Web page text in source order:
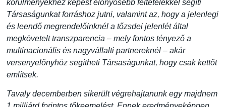
körülményekhez képest előnyösebb feltételekkel segíti
Társaságunkat forráshoz jutni, valamint az, hogy a jelenlegi
és leendő megrendelőinknél a tőzsdei jelenlét által
megkövetelt transzparencia – mely fontos tényező a
multinacionális és nagyvállalti partnereknél – akár
versenyelőnyhöz segítheti Társaságunkat, hogy csak kettőt
említsek.
Tavaly decemberben sikerült végrehajtanunk egy majdnem